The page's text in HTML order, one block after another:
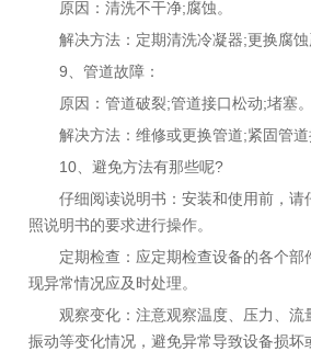
原因：清洗不干净;腐蚀。
解决方法：定期清洗冷凝器;更换腐蚀
9、管道故障：
原因：管道破裂;管道接口松动;堵塞。
解决方法：维修或更换管道;紧固管道
10、避免方法有那些呢?
仔细阅读说明书：安装和使用前，请
照说明书的要求进行操作。
定期检查：应定期检查设备的各个部
现异常情况应及时处理。
观察变化：注意观察温度、压力、流
振动等变化情况，避免异常导致设备损坏